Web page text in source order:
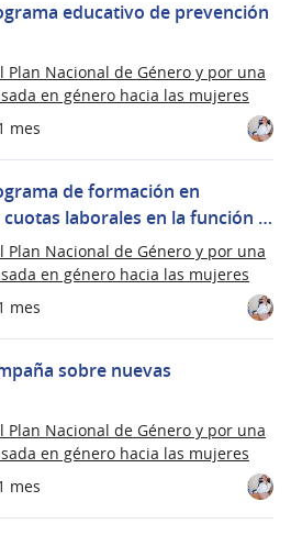
mes
educativo de prevención
Nacional de Género y por una
en género hacia las mujeres
mes
de formación en
laborales en la función …
Nacional de Género y por una
en género hacia las mujeres
mes
sobre nuevas
Nacional de Género y por una
en género hacia las mujeres